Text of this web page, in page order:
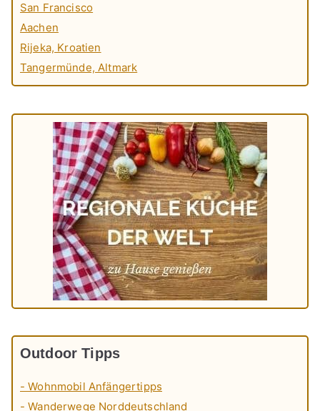
San Francisco
Aachen
Rijeka, Kroatien
Tangermünde, Altmark
Outdoor Tipps
- Wohnmobil Anfängertipps
- Wanderwege Norddeutschland